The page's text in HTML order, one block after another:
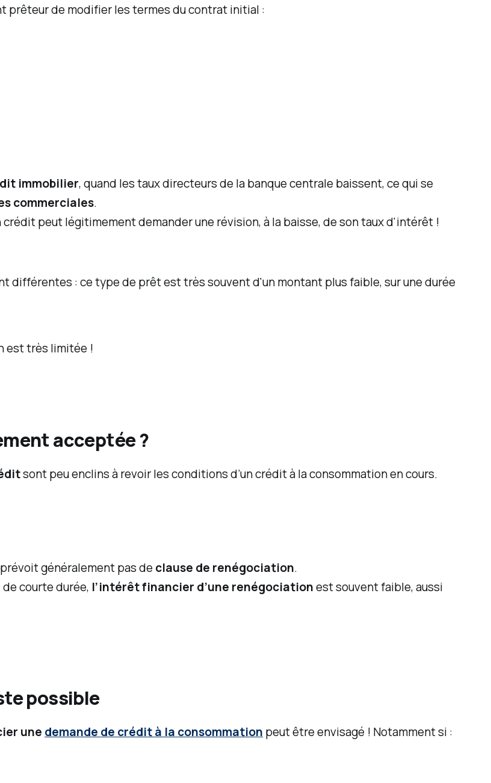
prêteur de modifier les termes du contrat initial :
immobilier, quand les taux directeurs de la banque centrale baissent, ce qui se
commerciales.
peut légitimement demander une révision, à la baisse, de son taux d'intérêt !
différentes : ce type de prêt est très souvent d'un montant plus faible, sur une durée
est très limitée !
acceptée ?
sont peu enclins à revoir les conditions d’un crédit à la consommation en cours.
généralement pas de clause de renégociation.
de courte durée, l’intérêt financier d’une renégociationest souvent faible, aussi
possible
une demande de crédit à la consommation peut être envisagé ! Notamment si :